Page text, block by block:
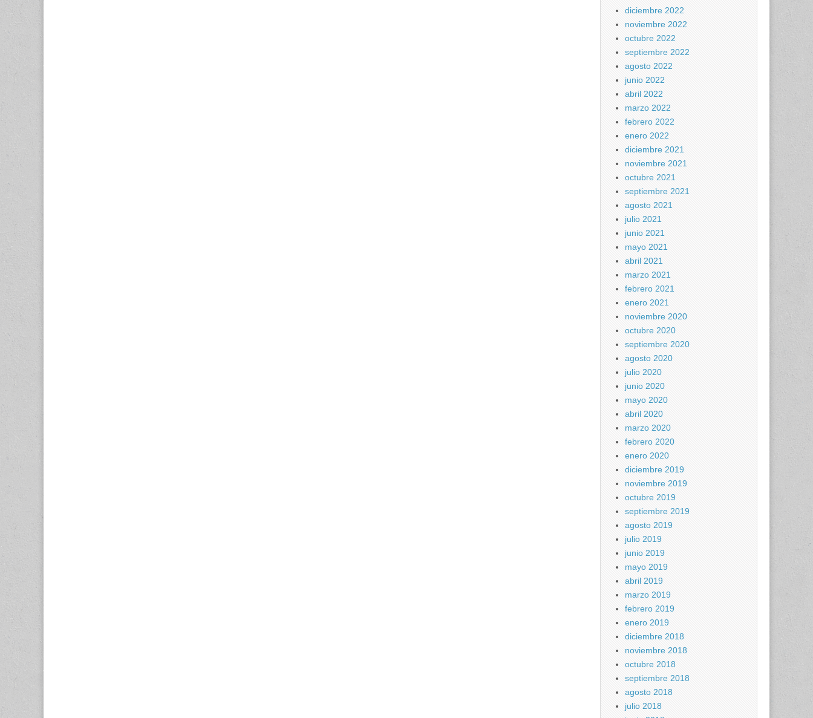
diciembre 2022
noviembre 2022
octubre 2022
septiembre 2022
agosto 2022
junio 2022
abril 2022
marzo 2022
febrero 2022
enero 2022
diciembre 2021
noviembre 2021
octubre 2021
septiembre 2021
agosto 2021
julio 2021
junio 2021
mayo 2021
abril 2021
marzo 2021
febrero 2021
enero 2021
noviembre 2020
octubre 2020
septiembre 2020
agosto 2020
julio 2020
junio 2020
mayo 2020
abril 2020
marzo 2020
febrero 2020
enero 2020
diciembre 2019
noviembre 2019
octubre 2019
septiembre 2019
agosto 2019
julio 2019
junio 2019
mayo 2019
abril 2019
marzo 2019
febrero 2019
enero 2019
diciembre 2018
noviembre 2018
octubre 2018
septiembre 2018
agosto 2018
julio 2018